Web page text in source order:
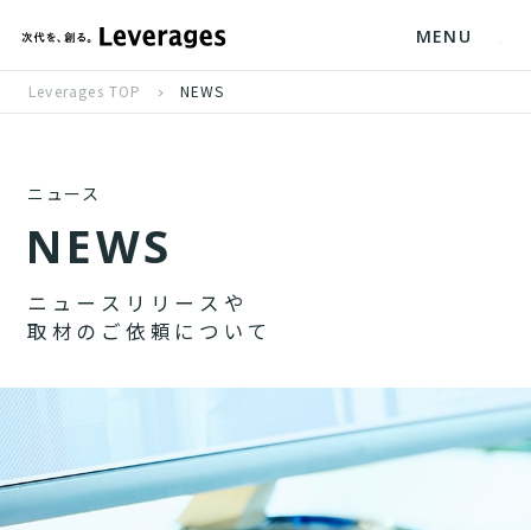
MENU
Leverages TOP NEWS
ニュース
NEWS
ニ ュ ー ス リ リ ー ス や
取 材 の ご 依 頼 に つ い て